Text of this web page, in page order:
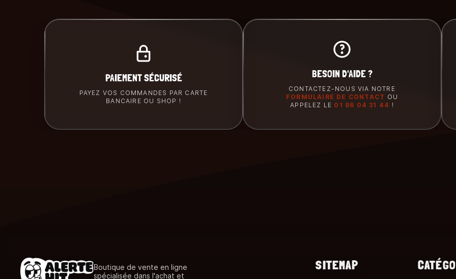
PAIEMENT SÉCURISÉ
PAYEZ VOS COMMANDES PAR CARTE
BANCAIRE OU SHOP !
BESOIN D'AIDE ?
CONTACTEZ-NOUS VIA NOTRE
FORMULAIRE DE CONTACT OU
APPELEZ LE 01 86 04 31 44 !
Boutique de vente en ligne
spécialisée dans l'achat et
SITEMAP